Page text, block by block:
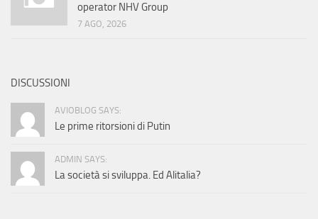
operator NHV Group
7 AGO, 2026
DISCUSSIONI
AVIOBLOG SAYS:
Le prime ritorsioni di Putin
ADMIN SAYS:
La società si sviluppa. Ed Alitalia?